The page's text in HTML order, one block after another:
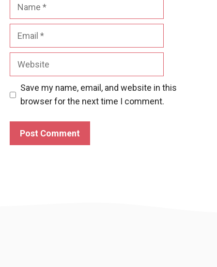
Website
Save my name, email, and website in this
browser for the next time I comment.